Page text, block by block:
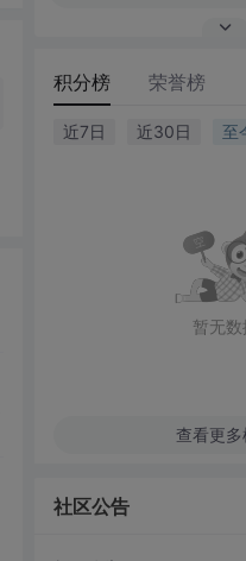
积分榜 荣誉榜
近7日 近30日 至
暂无数
查看更
社区公告